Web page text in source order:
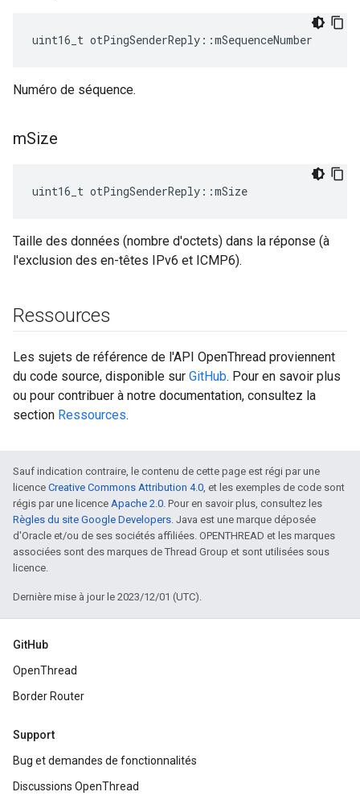
uint16_t otPingSenderReply ::mSequenceNumber
Numéro de séquence.
mSize
uint16_t otPingSenderReply ::mSize
Taille des données (nombre d'octets) dans la réponse (à
l'exclusion des en-têtes IPv6 et ICMP6).
Ressources
Les sujets de référence de l'API OpenThread proviennent
du code source, disponible sur GitHub. Pour en savoir plus
ou pour contribuer à notre documentation, consultez la
section Ressources.
Sauf indication contraire, le contenu de cette page est régi par une
licence Creative Commons Attribution 4.0, et les exemples de code sont
régis par une licence Apache 2.0. Pour en savoir plus, consultez les
Règles du site Google Developers. Java est une marque déposée
d'Oracle et/ou de ses sociétés affiliées. OPENTHREAD et les marques
associées sont des marques de Thread Group et sont utilisées sous
licence.
Dernière mise à jour le 2023/12/01 (UTC).
GitHub
OpenThread
Border Router
Support
Bug et demandes de fonctionnalités
Discussions OpenThread